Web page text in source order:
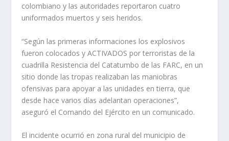
colombiano y las autoridades reportaron cuatro
uniformados muertos y seis heridos.
“Según las primeras informaciones los explosivos
fueron colocados y ACTIVADOS por terroristas de la
cuadrilla Resistencia del Catatumbo de las FARC, en un
sitio donde las tropas realizaban las maniobras
ofensivas para apoyar a las unidades en tierra, que
desde hace varios días adelantan operaciones”,
aseguró el Comando del Ejército en un comunicado.
El incidente ocurrió en zona rural del municipio de